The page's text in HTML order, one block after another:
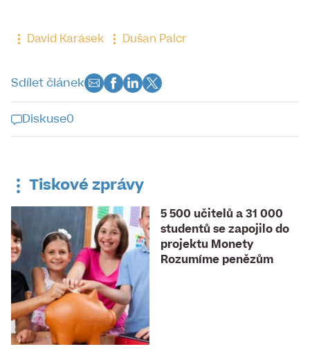
David Karásek Dušan Palcr
Sdílet článek
Diskuse0
uzavřena
Tiskové zprávy
5 500 učitelů a 31 000
studentů se zapojilo do
projektu Monety
Rozumíme penězům